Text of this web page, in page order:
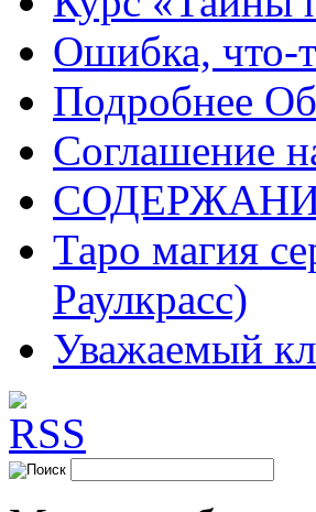
Ошибка, что-
Подробнее
Соглашение
Таро магия
Раулкрасс)
Уважаемый